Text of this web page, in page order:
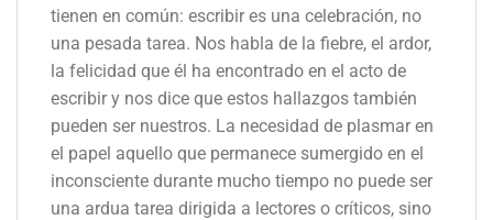
tienen en común: escribir es una celebración, no
una pesada tarea. Nos habla de la fiebre, el ardor,
la felicidad que él ha encontrado en el acto de
escribir y nos dice que estos hallazgos también
pueden ser nuestros. La necesidad de plasmar en
el papel aquello que permanece sumergido en el
inconsciente durante mucho tiempo no puede ser
una ardua tarea dirigida a lectores o críticos, sino